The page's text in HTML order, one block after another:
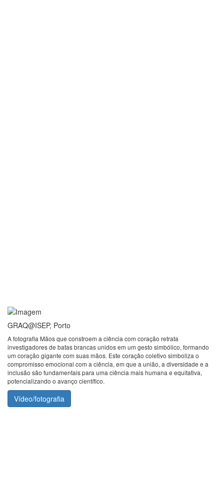
GRAQ@ISEP, Porto
A fotografia Mãos que constroem a ciência com coração retrata
investigadores de batas brancas unidos em um gesto simbólico, formando
um coração gigante com suas mãos. Este coração coletivo simboliza o
compromisso emocional com a ciência, em que a união, a diversidade e a
inclusão são fundamentais para uma ciência mais humana e equitativa,
potencializando o avanço científico.
Vídeo/fotografia